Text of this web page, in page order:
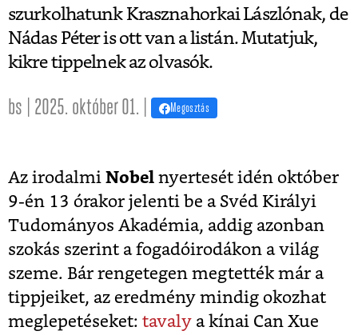
szurkolhatunk Krasznahorkai Lászlónak, de
Nádas Péter is ott van a listán. Mutatjuk,
kikre tippelnek az olvasók.
bs | 2025. október 01. | Megosztás
Az irodalmi Nobel nyertesét idén október
9-én 13 órakor jelenti be a Svéd Királyi
Tudományos Akadémia, addig azonban
szokás szerint a fogadóirodákon a világ
szeme. Bár rengetegen megtették már a
tippjeiket, az eredmény mindig okozhat
meglepetéseket: tavaly a kínai Can Xue